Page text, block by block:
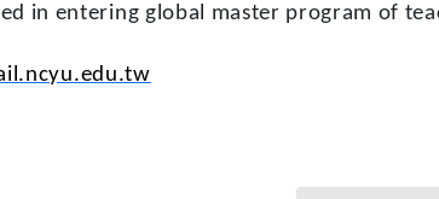
in entering global master program of